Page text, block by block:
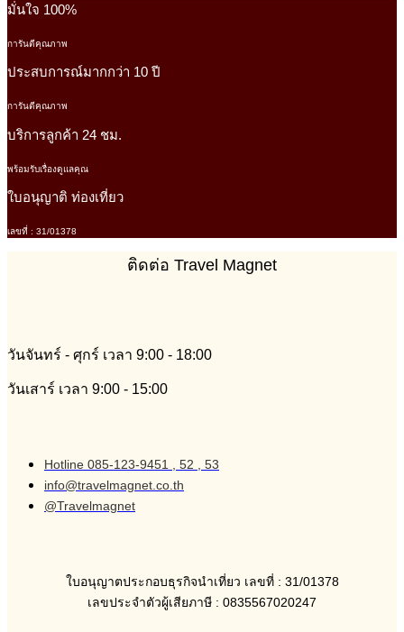
มั่นใจ 100%
การันตีคุณภาพ
ประสบการณ์มากกว่า 10 ปี
การันตีคุณภาพ
บริการลูกค้า 24 ชม.
พร้อมรับเรื่องดูแลคุณ
ใบอนุญาติ ท่องเที่ยว
เลขที่ : 31/01378
ติดต่อ Travel Magnet
วันจันทร์ - ศุกร์ เวลา 9:00 - 18:00
วันเสาร์ เวลา 9:00 - 15:00
Hotline 085-123-9451 , 52 , 53
info@travelmagnet.co.th
@Travelmagnet
ใบอนุญาตประกอบธุรกิจนำเที่ยว เลขที่ : 31/01378
เลขประจำตัวผู้เสียภาษี : 0835567020247